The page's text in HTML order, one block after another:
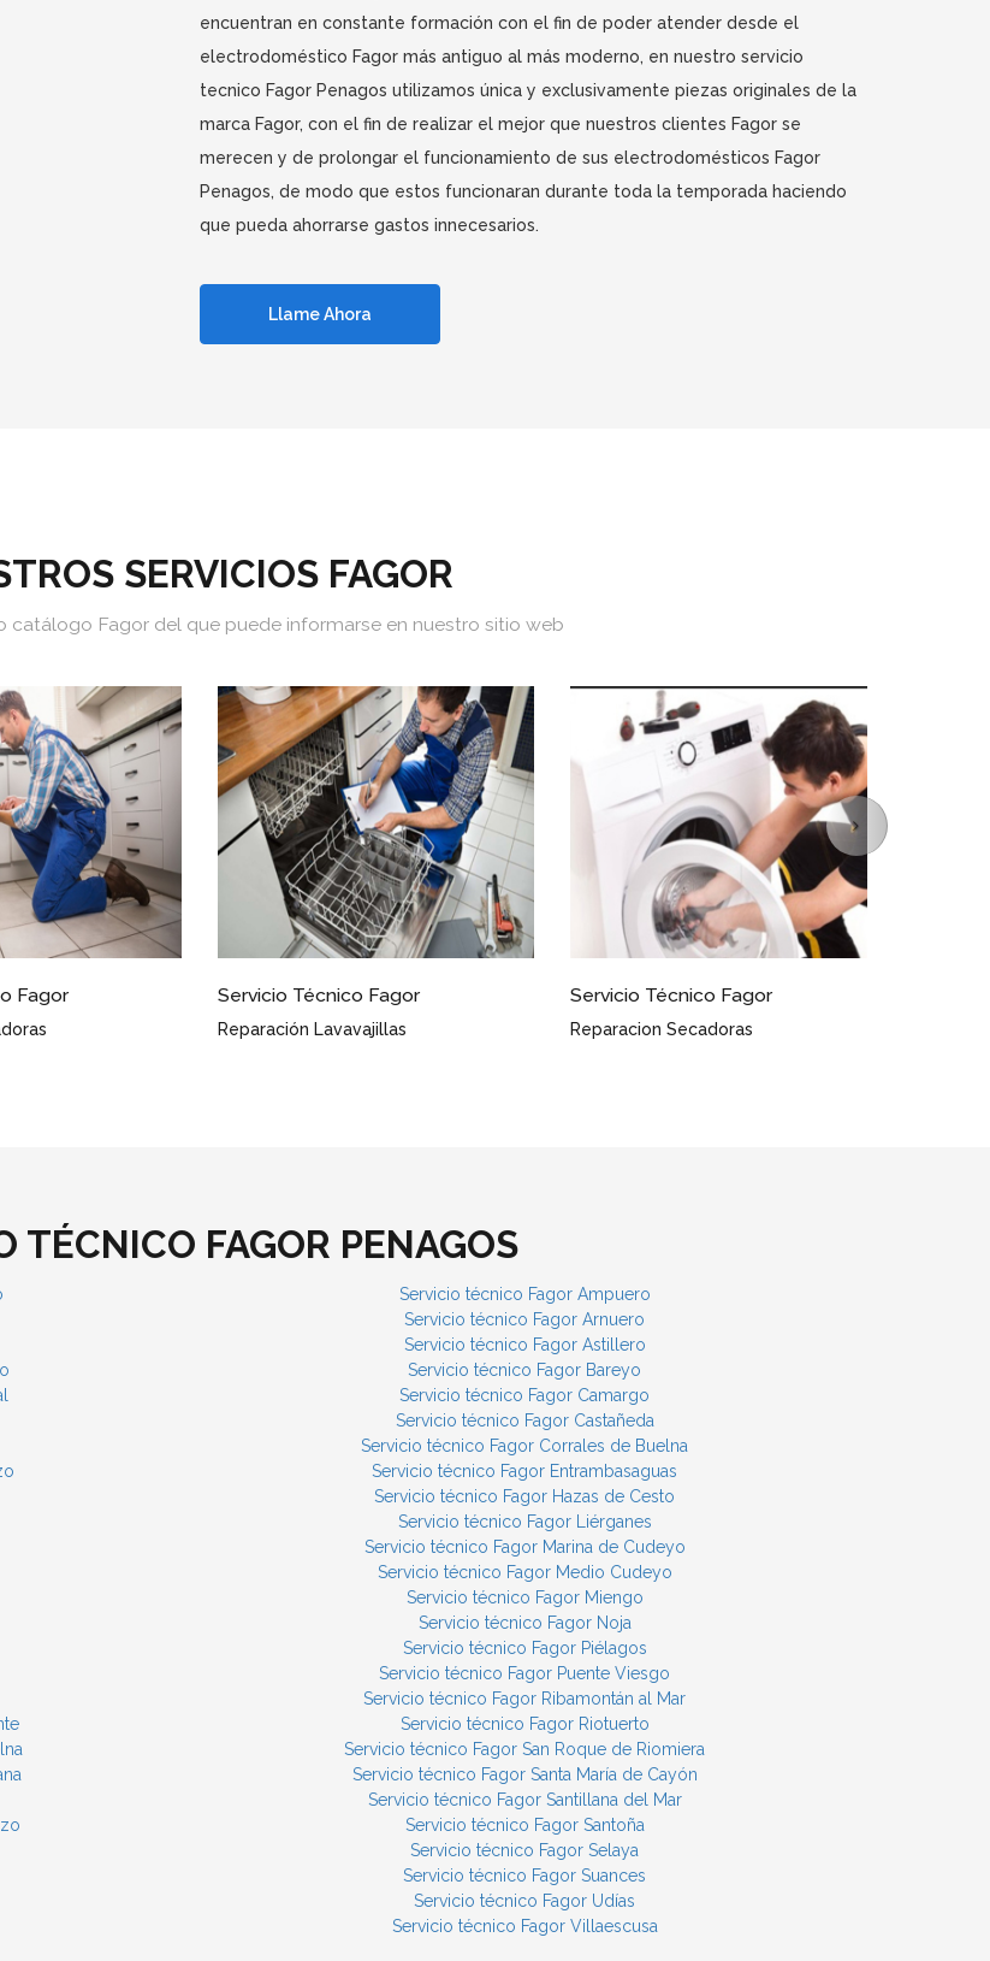
encuentran en constante formación con el fin de poder atender desde el
electrodoméstico Fagor más antiguo al más moderno, en nuestro servicio
tecnico Fagor Penagos utilizamos única y exclusivamente piezas originales de la
marca Fagor, con el fin de realizar el mejor que nuestros clientes Fagor se
merecen y de prolongar el funcionamiento de sus electrodomésticos Fagor
Penagos, de modo que estos funcionaran durante toda la temporada haciendo
que pueda ahorrarse gastos innecesarios.
Llame Ahora
SERVICIOS FAGOR
catálogo Fagor del que puede informarse en nuestro sitio web
Fagor Penagos Servicio Técnico Fagor Penagos
Eficacia Garantizada
Servicio Técnico Fagor Penagos
Conocimientos Avanzados
Next
TÉCNICO FAGOR PENAGOS
Servicio técnico Fagor Ampuero
Servicio técnico Fagor Arnuero
Servicio técnico Fagor Astillero
Servicio técnico Fagor Bareyo
Servicio técnico Fagor Camargo
Servicio técnico Fagor Castañeda
Servicio técnico Fagor Corrales de Buelna
Servicio técnico Fagor Entrambasaguas
Servicio técnico Fagor Hazas de Cesto
Servicio técnico Fagor Liérganes
Servicio técnico Fagor Marina de Cudeyo
Servicio técnico Fagor Medio Cudeyo
Servicio técnico Fagor Miengo
Servicio técnico Fagor Noja
Servicio técnico Fagor Piélagos
Servicio técnico Fagor Puente Viesgo
Servicio técnico Fagor Ribamontán al Mar
Servicio técnico Fagor Riotuerto
Servicio técnico Fagor San Roque de Riomiera
Servicio técnico Fagor Santa María de Cayón
Servicio técnico Fagor Santillana del Mar
Servicio técnico Fagor Santoña
Servicio técnico Fagor Selaya
Servicio técnico Fagor Suances
Servicio técnico Fagor Udías
Servicio técnico Fagor Villaescusa